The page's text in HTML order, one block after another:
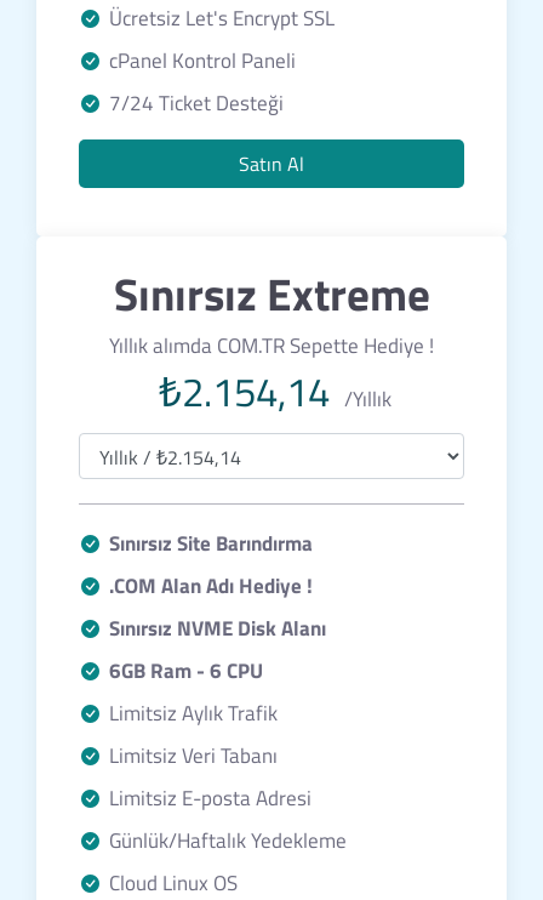
Ücretsiz Let's Encrypt SSL
cPanel Kontrol Paneli
7/24 Ticket Desteği
Satın Al
Sınırsız Extreme
Yıllık alımda COM.TR Sepette Hediye !
₺2.154,14 /Yıllık
Sınırsız Site Barındırma
.COM Alan Adı Hediye !
Sınırsız NVME Disk Alanı
6GB Ram - 6 CPU
Limitsiz Aylık Trafik
Limitsiz Veri Tabanı
Limitsiz E-posta Adresi
Günlük/Haftalık Yedekleme
Cloud Linux OS